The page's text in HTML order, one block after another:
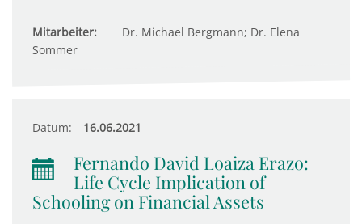
Mitarbeiter:
Dr. Michael Bergmann; Dr. Elena
Sommer
Datum: 16.06.2021
Fernando David Loaiza Erazo:
Life Cycle Implication of
Schooling on Financial Assets